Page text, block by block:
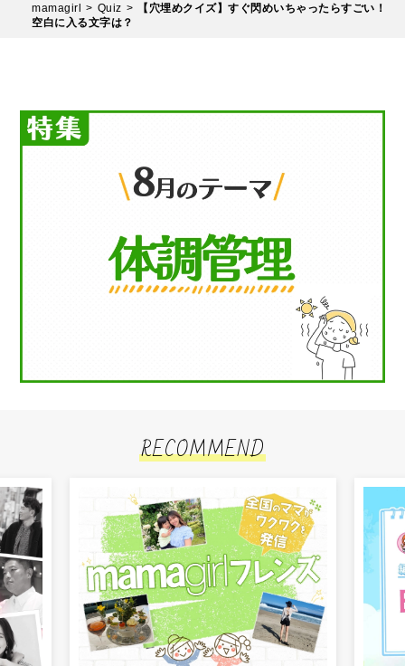
mamagirl Quiz
【穴埋めクイズ】すぐ閃めいちゃったらすごい！
空白に入る文字は？
RECOMMEND